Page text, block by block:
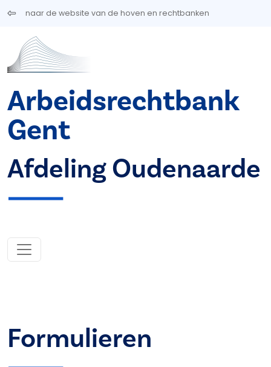
Overslaan en naar de inhoud gaan
naar de website van de hoven en rechtbanken
Arbeidsrechtbank
Gent
Afdeling Oudenaarde
Formulieren